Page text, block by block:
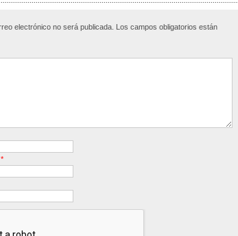
tir
electrónico no será publicada. Los campos obligatorios están
*